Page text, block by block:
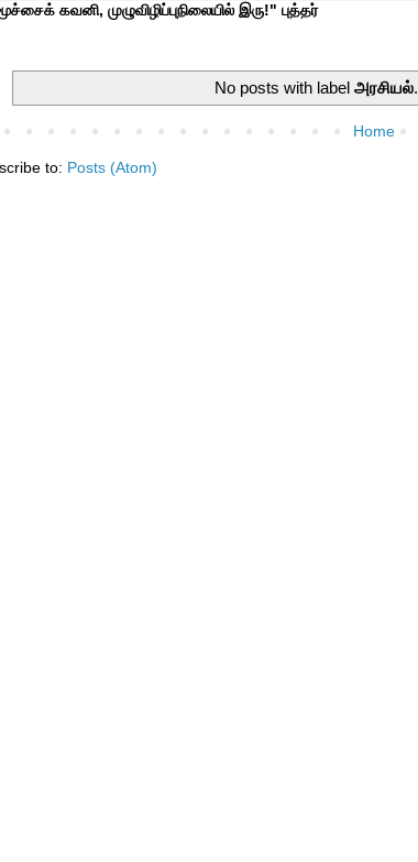
கவனி, முழுவிழிப்புநிலையில் இரு!" புத்தர்
No posts with label அரசியல்.
Home
to: Posts (Atom)